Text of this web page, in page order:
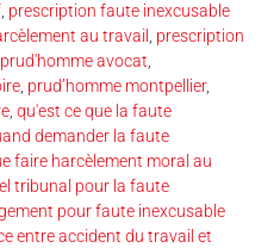
, prescription faute inexcusable
au travail , prescription
prud'homme avocat,
, prud’homme montpellier,
, qu'est ce que la faute
demander la faute
faire harcèlement moral au
tribunal pour la faute
pour faute inexcusable
entre accident du travail et